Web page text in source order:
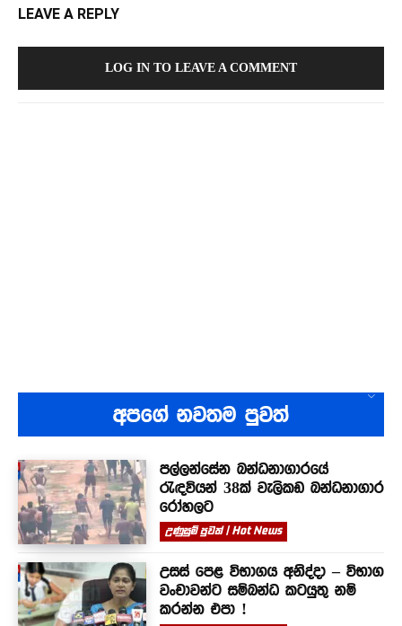
LEAVE A REPLY
LOG IN TO LEAVE A COMMENT
අපගේ නවතම පුවත්
පල්ලන්සේන බන්ධනාගාරයේ
රැඳවියන් 38ක් වැලිකඩ බන්ධනාගාර
රෝහලට
උණුසුම් පුවත් | Hot News
උසස් පෙළ විභාගය අනිද්දා – විභාග
වංචාවන්ට සම්බන්ධ කටයුතු නම්
කරන්න එපා !